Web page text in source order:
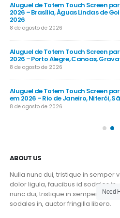
Aluguel de Totem Touch Screen
Corporativas em 2026 – Fortaleza,
8 de agosto de 2026
Empresariais em 2026 – Recife,
Guararapes 2026
8 de agosto de 2026
Aluguel de Totem Touch Screen
2026 – Salvador, Lauro de Freitas,
8 de agosto de 2026
ABOUT US
Nulla nunc dui, tristique in semper
dolor ligula, faucibus id sodales
nunc dui, tristique in semper vel.
sodales in, auctor fringilla libero.
Need